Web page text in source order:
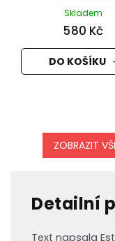
Skladem
580 Kč
DO KOŠÍKU
ZOBRAZIT
Detailní
Text napsala